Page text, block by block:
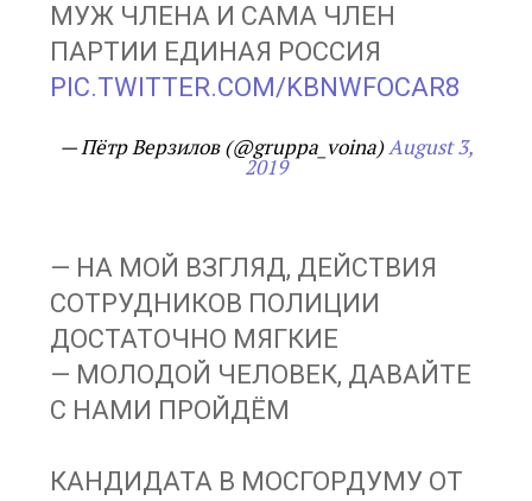
МУЖ ЧЛЕНА И САМА ЧЛЕН
ПАРТИИ ЕДИНАЯ РОССИЯ
PIC.TWITTER.COM/KBNWFOCAR8
— Пётр Верзилов (@gruppa_voina)August 3,
2019
— НА МОЙ ВЗГЛЯД, ДЕЙСТВИЯ
СОТРУДНИКОВ ПОЛИЦИИ
ДОСТАТОЧНО МЯГКИЕ
— МОЛОДОЙ ЧЕЛОВЕК, ДАВАЙТЕ
С НАМИ ПРОЙДЁМ
КАНДИДАТА В МОСГОРДУМУ ОТ